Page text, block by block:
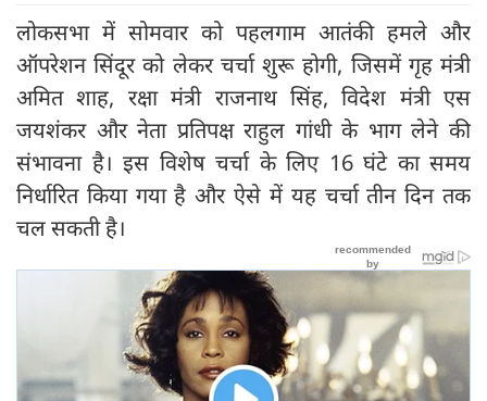
लोकसभा में सोमवार को पहलगाम आतंकी हमले और
ऑपरेशन सिंदूर को लेकर चर्चा शुरू होगी, जिसमें गृह मंत्री
अमित शाह, रक्षा मंत्री राजनाथ सिंह, विदेश मंत्री एस
जयशंकर और नेता प्रतिपक्ष राहुल गांधी के भाग लेने की
संभावना है। इस विशेष चर्चा के लिए 16 घंटे का समय
निर्धारित किया गया है और ऐसे में यह चर्चा तीन दिन तक
चल सकती है।